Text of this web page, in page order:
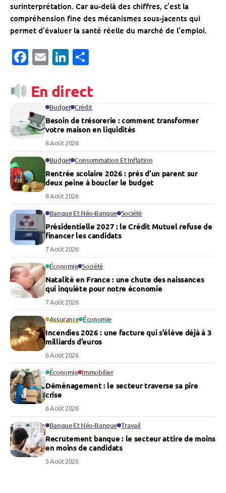
surinterprétation. Car au-delà des chiffres, c’est la
compréhension fine des mécanismes sous-jacents qui
permet d’évaluer la santé réelle du marché de l’emploi.
Facebook
EmailLinkedIn
En direct
Budget Crédit
Besoin de trésorerie : comment transformer
votre maison en liquidités
8 Août 2026
Budget Consommation Et Inflation
Rentrée scolaire 2026 : près d’un parent sur
deux peine à boucler le budget
8 Août 2026
Banque Et Néo-Banque Société
Présidentielle 2027 : le Crédit Mutuel refuse de
financer les candidats
7 Août 2026
Économie Société
Natalité en France : une chute des naissances
qui inquiète pour notre économie
7 Août 2026
Assurance Économie
Incendies 2026 : une facture qui s’élève déjà à 3
milliards d’euros
6 Août 2026
Économie Immobilier
Déménagement : le secteur traverse sa pire
crise
6 Août 2026
Banque Et Néo-Banque Travail
Recrutement banque : le secteur attire de moins
en moins de candidats
5 Août 2026